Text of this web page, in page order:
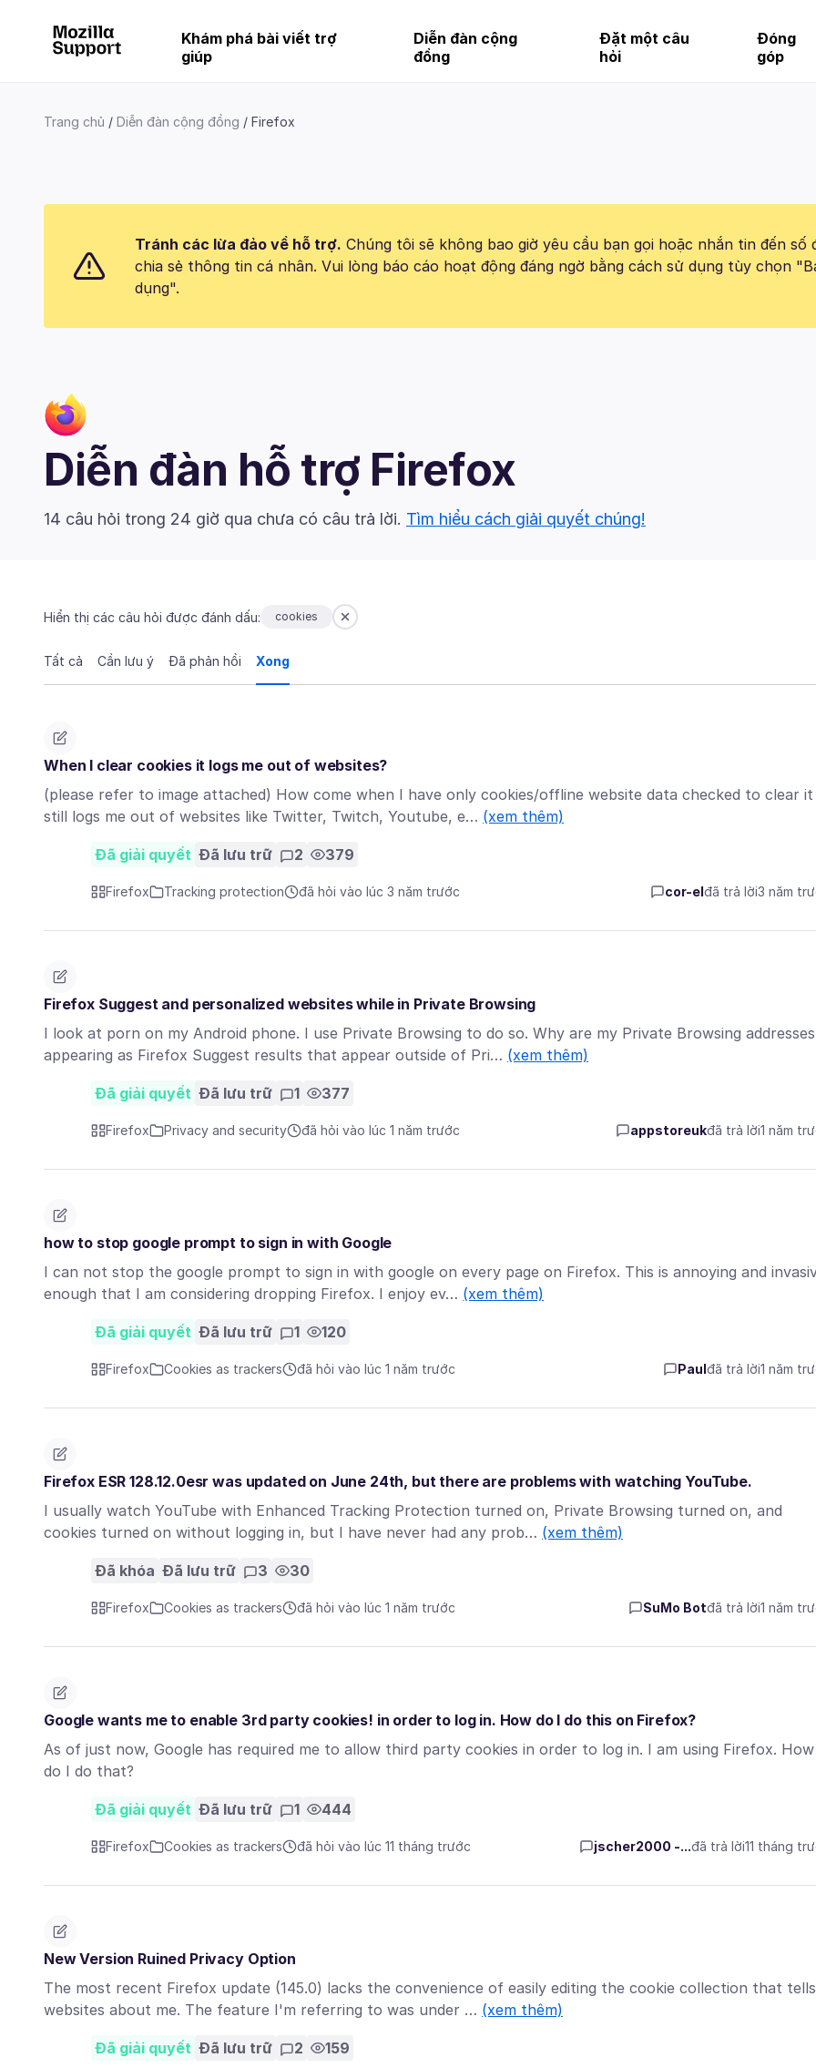
Khám phá bài viết trợ
giúp
Diễn đàn cộng
đồng
Đặt một câu
hỏi
Đóng
góp
Trang chủ Diễn đàn cộng đồng Firefox
Tránh các lừa đảo về hỗ trợ. Chúng tôi sẽ không bao giờ yêu cầu bạn gọi hoặc nhắn tin đến số
chia sẻ thông tin cá nhân. Vui lòng báo cáo hoạt động đáng ngờ bằng cách sử dụng tùy chọn
dụng".
Diễn đàn hỗ trợ Firefox
14 câu hỏi trong 24 giờ qua chưa có câu trả lời. Tìm hiểu cách giải quyết chúng!
Hiển thị các câu hỏi được đánh dấu: cookies
Tất cả Cần lưu ý Đã phản hồi Xong
When I clear cookies it logs me out of websites?
(please refer to image attached) How come when I have only cookies/offline website data checked to clear it
still logs me out of websites like Twitter, Twitch, Youtube, e… (xem thêm)
Đã giải quyết Đã lưu trữ 2 379
Firefox Tracking protection đã hỏi vào lúc 3 năm trước cor-elđã trả lời3 năm
Firefox Suggest and personalized websites while in Private Browsing
I look at porn on my Android phone. I use Private Browsing to do so. Why are my Private Browsing addresses
appearing as Firefox Suggest results that appear outside of Pri… (xem thêm)
Đã giải quyết Đã lưu trữ 1 377
Firefox Privacy and security đã hỏi vào lúc 1 năm trước appstoreukđã trả lời1 năm
how to stop google prompt to sign in with Google
I can not stop the google prompt to sign in with google on every page on Firefox. This is annoying and
enough that I am considering dropping Firefox. I enjoy ev… (xem thêm)
Đã giải quyết Đã lưu trữ 1 120
Firefox Cookies as trackers đã hỏi vào lúc 1 năm trước Paulđã trả lời1 năm
Firefox ESR 128.12.0esr was updated on June 24th, but there are problems with watching YouTube.
I usually watch YouTube with Enhanced Tracking Protection turned on, Private Browsing turned on, and
cookies turned on without logging in, but I have never had any prob… (xem thêm)
Đã khóa Đã lưu trữ 3 30
Firefox Cookies as trackers đã hỏi vào lúc 1 năm trước SuMo Botđã trả lời1 năm
Google wants me to enable 3rd party cookies! in order to log in. How do I do this on Firefox?
As of just now, Google has required me to allow third party cookies in order to log in. I am using Firefox. How
do I do that?
Đã giải quyết Đã lưu trữ 1 444
Firefox Cookies as trackers đã hỏi vào lúc 11 tháng trước jscher2000 -...đã trả lời11 tháng
New Version Ruined Privacy Option
The most recent Firefox update (145.0) lacks the convenience of easily editing the cookie collection that tells
websites about me. The feature I'm referring to was under … (xem thêm)
Đã giải quyết Đã lưu trữ 2 159